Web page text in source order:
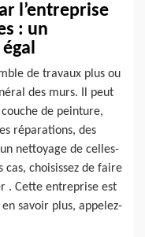
l’entreprise
: un
de travaux plus ou
des murs. Il peut
de peinture,
réparations, des
nettoyage de celles-
choisissez de faire
. Cette entreprise est
savoir plus, appelez-